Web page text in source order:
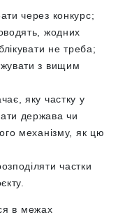
через конкурс;
жодних
не треба;
з вищим
яку частку у
держава чи
механізму, як цю
частки
в межах